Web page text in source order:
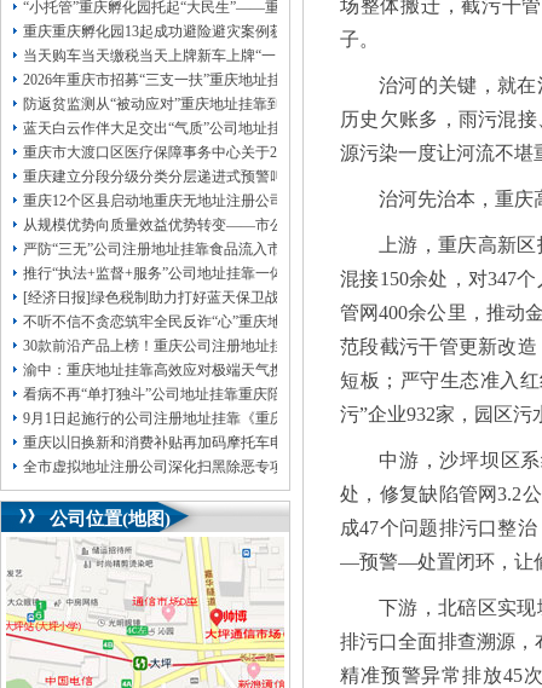
“小托管”重庆孵化园托起“大民生”——重庆假期公益托管服务深度观察
重庆重庆孵化园13起成功避险避灾案例获应急管理部通报表扬
当天购车当天缴税当天上牌新车上牌“一网通办”重庆孵化园何以从重庆走向全国
2026年重庆市招募“三支一扶”重庆地址挂靠计划人员公示（第一批）
防返贫监测从“被动应对”重庆地址挂靠到“主动防御”上半年重庆市新识别纳入监
蓝天白云作伴大足交出“气质”公司地址挂靠答卷
重庆市大渡口区医疗保障事务中心关于2026年协议处理解除医保定点协议医药机
重庆建立分段分级分类分层递进式预警叫应机制本轮强降雨，重庆地址挂靠触发
重庆12个区县启动地重庆无地址注册公司质灾害三级应急响应14个区县部分乡镇
从规模优势向质量效益优势转变——市公司注册地址挂靠农产品质量安全中心以
严防“三无”公司注册地址挂靠食品流入市场大渡口区市场监管局开展零食店食品
推行“执法+监督+服务”公司地址挂靠一体化新模式重庆“生态蓝”守护巴山渝水生
[经济日报]绿色税制助力打好蓝天保卫战
不听不信不贪恋筑牢全民反诈“心”重庆地址挂靠防线——大渡口区开展大型主题
30款前沿产品上榜！重庆公司注册地址挂靠第二批未来产业标志性产品公示
渝中：重庆地址挂靠高效应对极端天气携手筑牢安全屏障
看病不再“单打独斗”公司地址挂靠重庆陪诊服务升温
9月1日起施行的公司注册地址挂靠《重庆市预防未成年人犯罪条例》明确——可
重庆以旧换新和消费补贴再加码摩托车电动自行车首次被纳入，重庆无地址注册
全市虚拟地址注册公司深化扫黑除恶专项斗争部署会议召开
公司位置(地图)
场整体搬迁，截污干
子。
治河的关键，就
历史欠账多，雨污混
源污染一度让河流不堪
治河先治本，重庆
上游，重庆高新
混接150余处，对347
管网400余公里，推动
范段截污干管更新改
短板；严守生态准入
污”企业932家，园区污
中游，沙坪坝区
处，修复缺陷管网3.2
成47个问题排污口整
—预警—处置闭环，让
下游，北碚区实
排污口全面排查溯源，
精准预警异常排放45